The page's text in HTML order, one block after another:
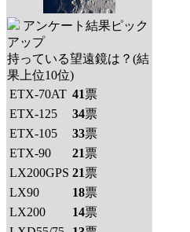
アンケート結果ピック
アップ
持っている望遠鏡は？(結
果上位10位)
ETX-70AT 41票
ETX-125
34票
ETX-105
33票
ETX-90
21票
LX200GPS 21票
LX90
18票
LX200
14票